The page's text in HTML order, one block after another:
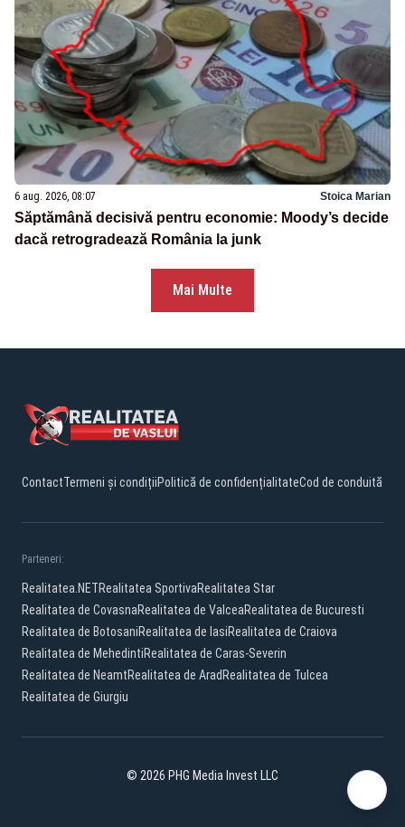
6 aug. 2026, 08:07 Stoica Marian
Săptămână decisivă pentru economie: Moody’s decide
dacă retrogradează România la junk
Mai Multe
ContactTermeni și condițiiPolitică de confidențialitateCod de conduită
Parteneri:
Realitatea.NETRealitatea SportivaRealitatea Star
Realitatea de CovasnaRealitatea de ValceaRealitatea de Bucuresti
Realitatea de BotosaniRealitatea de IasiRealitatea de Craiova
Realitatea de MehedintiRealitatea de Caras-Severin
Realitatea de NeamtRealitatea de Arad Realitatea de Tulcea
Realitatea de Giurgiu
© 2026 PHG Media Invest LLC